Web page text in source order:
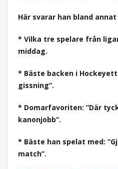
Här svarar han bland annat
* Vilka tre spelare från
middag.
* Bäste backen i
gissning”.
* Domarfavoriten: ”Där
kanonjobb”.
* Bäste han spelat med:
match”.